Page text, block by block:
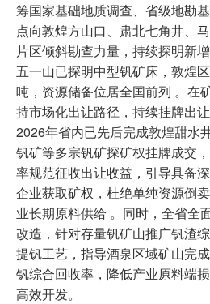
筹国家基础地质调查、省级地勘
点向敦煌方山口、肃北七角井、
片区倾斜勘查力量，持续探明新
五一山已探明中型钒矿床，敦煌
吨，资源储备位居全国前列 。在
持市场化出让路径，持续挂牌出
2026年省内已先后完成敦煌甜水
钒矿等多宗钒矿探矿权挂牌成交
率规范征收出让收益，引导具备
企业获取矿权，杜绝单纯资源倒
业长期原料供给 。同时，全省全
改造，针对存量钒矿山推广钒渣
提钒工艺，指导酒泉区域矿山完
钒综合回收率，降低产业原料端
高效开发。